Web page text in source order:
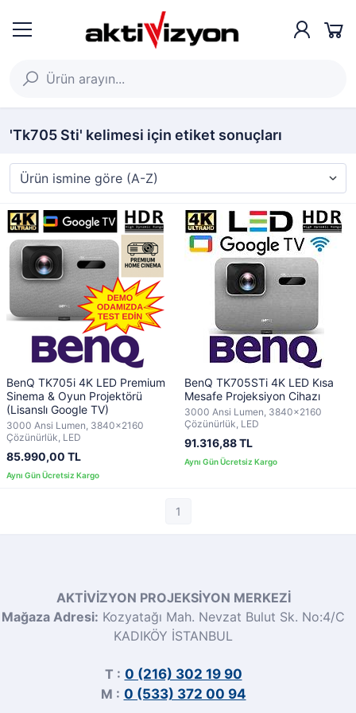
'Tk705 Sti' kelimesi için etiket sonuçları
BenQ TK705i 4K LED Premium
Sinema & Oyun Projektörü
(Lisanslı Google TV)
3000 Ansi Lumen, 3840x2160
Çözünürlük, LED
85.990,00 TL
BenQ TK705STi 4K LED Kısa
Mesafe Projeksiyon Cihazı
3000 Ansi Lumen, 3840x2160
Çözünürlük, LED
91.316,88 TL
1
AKTİVİZYON PROJEKSİYON MERKEZİ
Mağaza Adresi: Kozyatağı Mah. Nevzat Bulut Sk. No:4/C
KADIKÖY İSTANBUL
T : 0 (216) 302 19 90
M : 0 (533) 372 00 94